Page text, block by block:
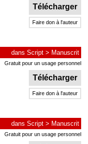
Télécharger
Faire don à l'auteur
dans Script > Manuscrit
Gratuit pour un usage personnel
Télécharger
Faire don à l'auteur
dans Script > Manuscrit
Gratuit pour un usage personnel